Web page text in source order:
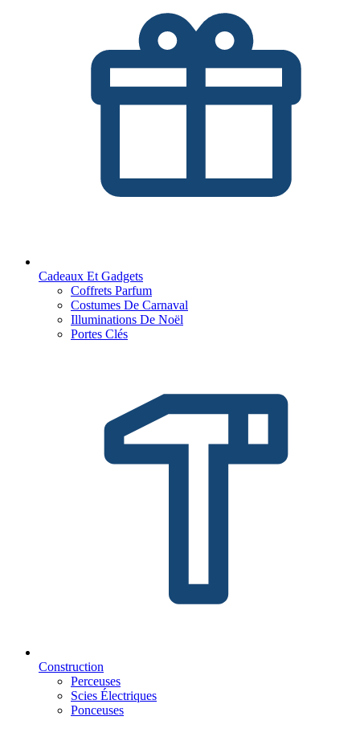
Cadeaux Et Gadgets
Coffrets Parfum
Costumes De Carnaval
Illuminations De Noël
Portes Clés
Construction
Perceuses
Scies Électriques
Ponceuses